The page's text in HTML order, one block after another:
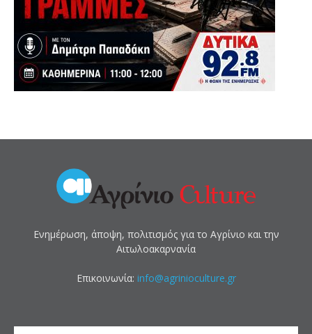
Ενημέρωση, άποψη, πολιτισμός για το Αγρίνιο και την
Αιτωλοακαρνανία
Επικοινωνία: info@agrinioculture.gr